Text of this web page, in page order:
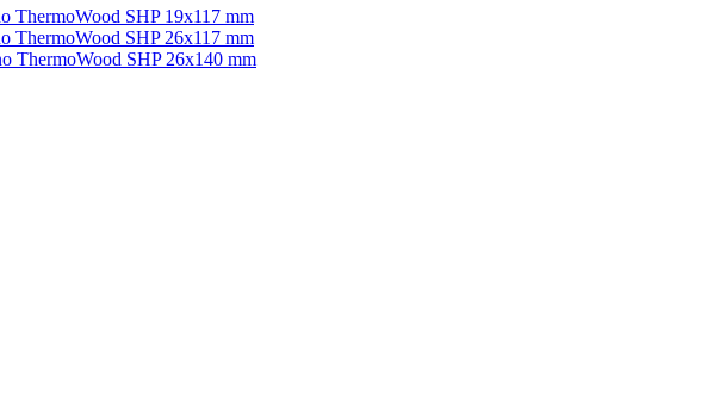
ThermoWood SHP 19x117 mm
ThermoWood SHP 26x117 mm
ThermoWood SHP 26x140 mm